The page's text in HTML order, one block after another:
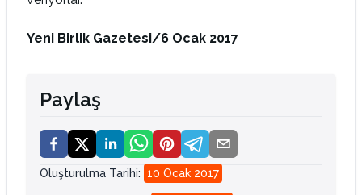
Yeni Birlik Gazetesi/6 Ocak 2017
Paylaş
Oluşturulma Tarihi: 10 Ocak 2017